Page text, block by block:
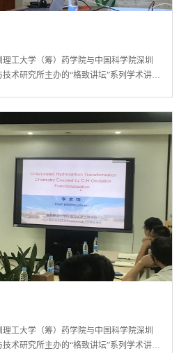
工大学（筹）药学院与中国科学院深圳
术研究所主办的“格致讲坛”系列学术讲座
授潘璠主持。在A503会议室，马大为院
的有机合成创新—合理设计与偶然发现”的
子...
工大学（筹）药学院与中国科学院深圳
术研究所主办的“格致讲坛”系列学术讲座